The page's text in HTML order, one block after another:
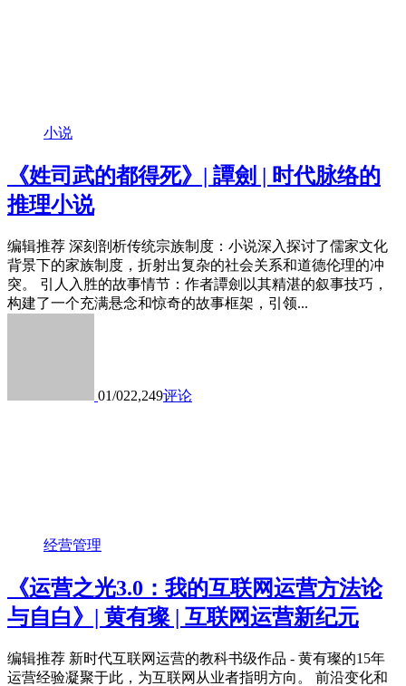
小说
《姓司武的都得死》| 譚劍 | 时代脉络的
推理小说
编辑推荐 深刻剖析传统宗族制度：小说深入探讨了儒家文化
背景下的家族制度，折射出复杂的社会关系和道德伦理的冲
突。 引人入胜的故事情节：作者譚劍以其精湛的叙事技巧，
构建了一个充满悬念和惊奇的故事框架，引领...
01/022,249评论
经营管理
《运营之光3.0：我的互联网运营方法论
与自白》| 黄有璨 | 互联网运营新纪元
编辑推荐 新时代互联网运营的教科书级作品 - 黄有璨的15年
运营经验凝聚于此，为互联网从业者指明方向。 前沿变化和